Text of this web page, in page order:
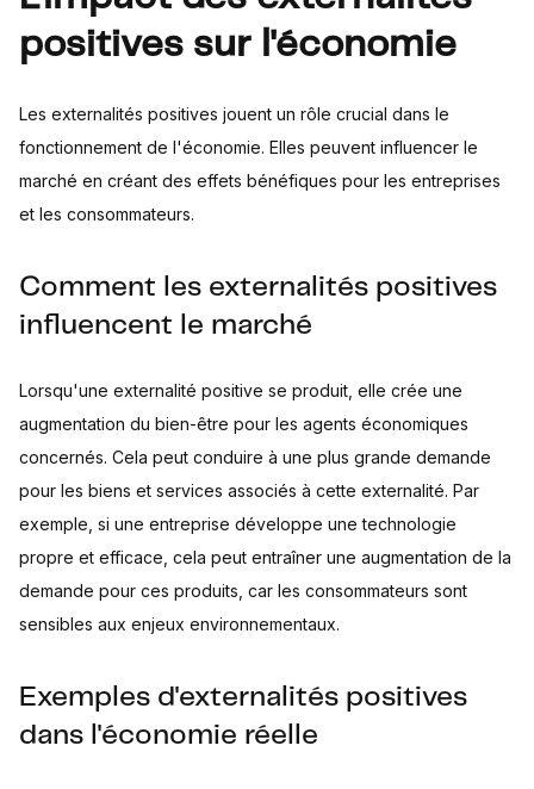
positives sur l'économie
Les externalités positives jouent un rôle crucial dans le
fonctionnement de l'économie. Elles peuvent influencer le
marché en créant des effets bénéfiques pour les entreprises
et les consommateurs.
Comment les externalités positives
influencent le marché
Lorsqu'une externalité positive se produit, elle crée une
augmentation du bien-être pour les agents économiques
concernés. Cela peut conduire à une plus grande demande
pour les biens et services associés à cette externalité. Par
exemple, si une entreprise développe une technologie
propre et efficace, cela peut entraîner une augmentation de la
demande pour ces produits, car les consommateurs sont
sensibles aux enjeux environnementaux.
Exemples d'externalités positives
dans l'économie réelle